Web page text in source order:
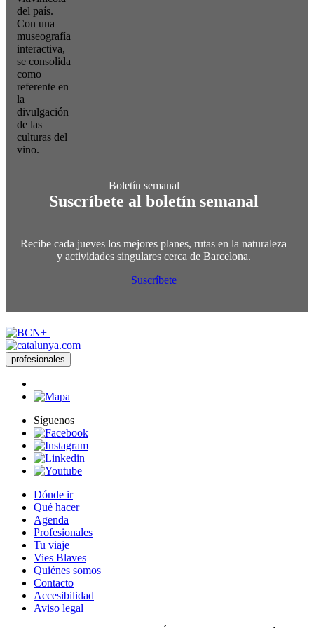
del país.
Con una
museografía
interactiva,
se consolida
como
referente en
la
divulgación
de las
culturas del
vino.
Suscríbete al boletín semanal
Recibe cada jueves los mejores planes, rutas en la naturaleza
y actividades singulares cerca de Barcelona.
Suscríbete
profesionales
Síguenos
Dónde ir
Qué hacer
Agenda
Profesionales
Tu viaje
Vies Blaves
Quiénes somos
Contacto
Accesibilidad
Aviso legal